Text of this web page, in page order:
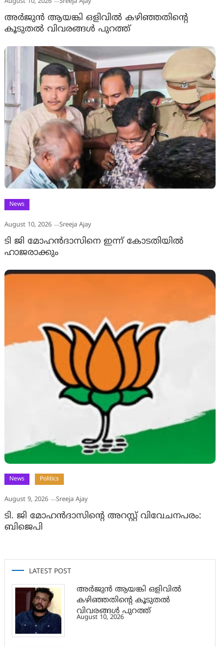
അര്‍ജുന്‍ ആയങ്കി ഒളിവില്‍ കഴിഞ്ഞതിന്റെ
കൂടുതല്‍ വിവരങ്ങള്‍ പുറത്ത്
News
August 10, 2026 Sreeja Ajay
ടി ജി മോഹൻദാസിനെ ഇന്ന് കോടതിയിൽ
ഹാജരാക്കും
News Politics
August 9, 2026 Sreeja Ajay
ടി. ജി മോഹന്‍ദാസിന്റെ അറസ്റ്റ് വിവേചനപരം:
ബിജെപി
LATEST POST
അര്‍ജുന്‍ ആയങ്കി ഒളിവില്‍
കഴിഞ്ഞതിന്റെ കൂടുതല്‍
വിവരങ്ങള്‍ പുറത്ത്
August 10, 2026